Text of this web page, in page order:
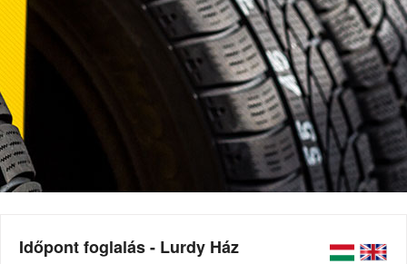
Időpont foglalás - Lurdy Ház